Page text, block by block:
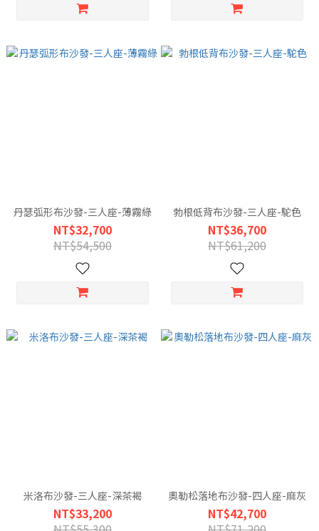
丹瑟弧形布沙發-三人座-薄霧綠
NT$32,700
NT$54,500
勃根低背布沙發-三人座-駝色
NT$36,700
NT$61,200
米洛布沙發-三人座-深茶褐
NT$33,200
奧勒松落地布沙發-四人座-麻灰
NT$42,700